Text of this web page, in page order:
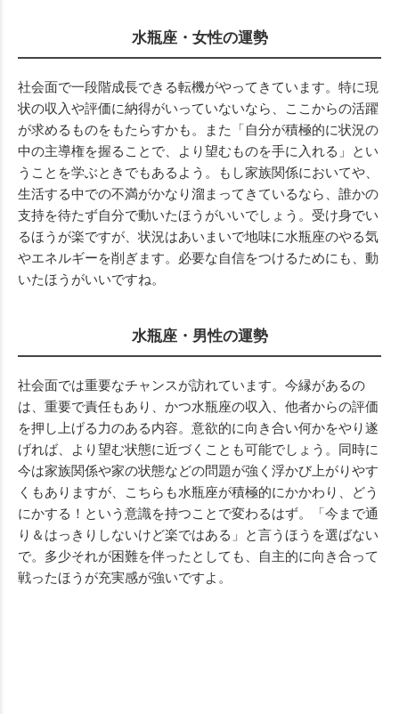
水瓶座・女性の運勢
社会面で一段階成長できる転機がやってきています。特に現
状の収入や評価に納得がいっていないなら、ここからの活躍
が求めるものをもたらすかも。また「自分が積極的に状況の
中の主導権を握ることで、より望むものを手に入れる」とい
うことを学ぶときでもあるよう。もし家族関係においてや、
生活する中での不満がかなり溜まってきているなら、誰かの
支持を待たず自分で動いたほうがいいでしょう。受け身でい
るほうが楽ですが、状況はあいまいで地味に水瓶座のやる気
やエネルギーを削ぎます。必要な自信をつけるためにも、動
いたほうがいいですね。
水瓶座・男性の運勢
社会面では重要なチャンスが訪れています。今縁があるの
は、重要で責任もあり、かつ水瓶座の収入、他者からの評価
を押し上げる力のある内容。意欲的に向き合い何かをやり遂
げれば、より望む状態に近づくことも可能でしょう。同時に
今は家族関係や家の状態などの問題が強く浮かび上がりやす
くもありますが、こちらも水瓶座が積極的にかかわり、どう
にかする！という意識を持つことで変わるはず。「今まで通
り＆はっきりしないけど楽ではある」と言うほうを選ばない
で。多少それが困難を伴ったとしても、自主的に向き合って
戦ったほうが充実感が強いですよ。